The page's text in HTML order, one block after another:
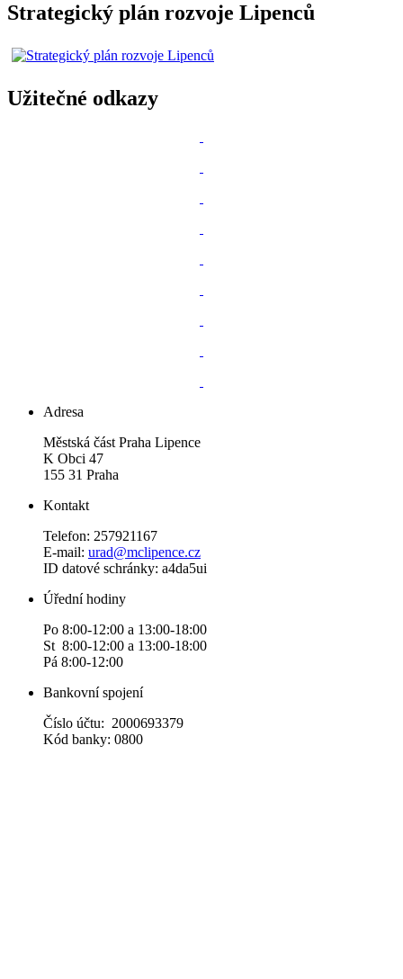
Strategický plán rozvoje Lipenců
Užitečné odkazy
Adresa
Městská část Praha Lipence
K Obci 47
155 31 Praha
Kontakt
Telefon: 257921167
E-mail: urad@mclipence.cz
ID datové schránky: a4da5ui
Úřední hodiny
Po 8:00-12:00 a 13:00-18:00
St 8:00-12:00 a 13:00-18:00
Pá 8:00-12:00
Bankovní spojení
Číslo účtu: 2000693379
Kód banky: 0800